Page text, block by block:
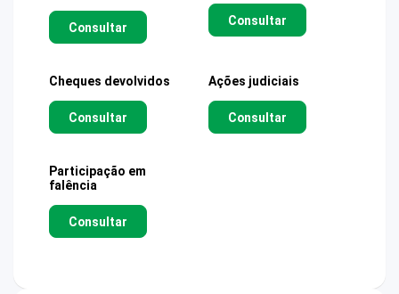
Consultar Consultar
Cheques devolvidos
Consultar
Ações judiciais
Consultar
Participação em
falência
Consultar